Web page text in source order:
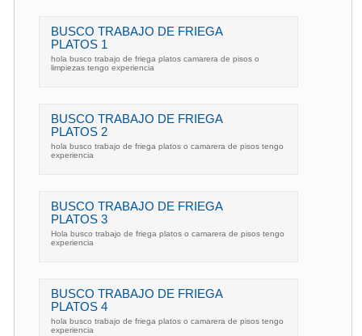
BUSCO TRABAJO DE FRIEGA
PLATOS 1
hola busco trabajo de friega platos camarera de pisos o
limpiezas tengo experiencia
BUSCO TRABAJO DE FRIEGA
PLATOS 2
hola busco trabajo de friega platos o camarera de pisos tengo
experiencia
BUSCO TRABAJO DE FRIEGA
PLATOS 3
Hola busco trabajo de friega platos o camarera de pisos tengo
experiencia
BUSCO TRABAJO DE FRIEGA
PLATOS 4
hola busco trabajo de friega platos o camarera de pisos tengo
experiencia